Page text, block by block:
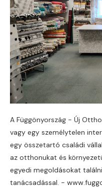
A Függönyország - Új
vagy egy személytelen
egy összetartó családi
az otthonukat és
egyedi megoldásokat
tanácsadással. -